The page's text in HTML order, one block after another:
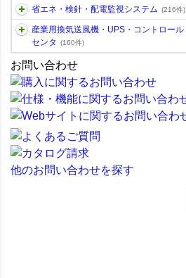
省エネ・検針・配電監視システム (216件)
産業用換気送風機・UPS・コントロール
センタ
(160件)
お問い合わせ
他のお問い合わせを探す